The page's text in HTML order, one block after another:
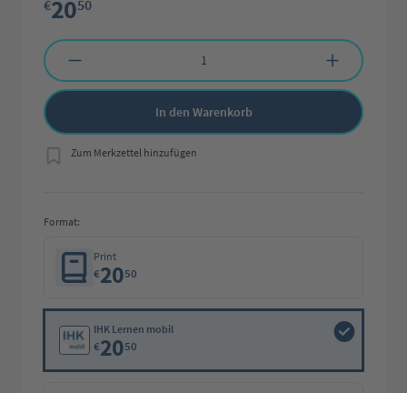
€2050
Produkt Anzahl: Gib den gewünschten Wert ein oder benutze die
In den Warenkorb
Zum Merkzettel hinzufügen
Format:
Print
€2050
IHK Lernen mobil
€2050